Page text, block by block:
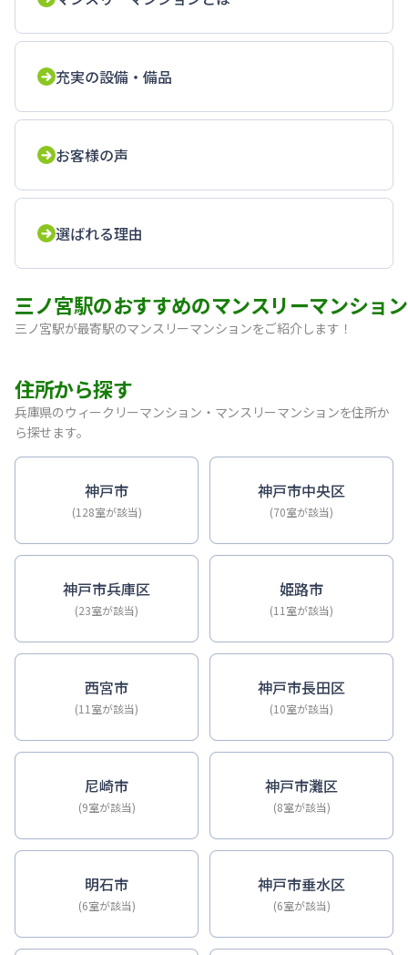
充実の設備・備品
お客様の声
選ばれる理由
三ノ宮駅のおすすめのマンスリーマンション
三ノ宮駅が最寄駅のマンスリーマンションをご紹介します！
【三宮・花時計前】SステイEL神戸三宮磯上通｜禁煙ルー
【神戸・三宮】Sステイ神戸三宮ジアコスモ｜禁煙ルーム
【神戸・三宮】Sステイ三宮ソレイユ｜Wi-Fi無料・禁煙・
【三宮・花時計前】Sステイ三宮駅前ルシール｜禁煙ルー
【神戸・三宮】Sステイ三宮駅前７｜禁煙ルーム・Wi-Fiレ
【三宮・貿易センター】Sステイ三宮貿易センター前2｜
住所から探す
兵庫県のウィークリーマンション・マンスリーマンションを住所か
ら探せます。
神戸市
(128室が該当)
神戸市中央区
(70室が該当)
神戸市兵庫区
(23室が該当)
姫路市
(11室が該当)
西宮市
(11室が該当)
神戸市長田区
(10室が該当)
尼崎市
(9室が該当)
神戸市灘区
(8室が該当)
明石市
(6室が該当)
神戸市垂水区
(6室が該当)